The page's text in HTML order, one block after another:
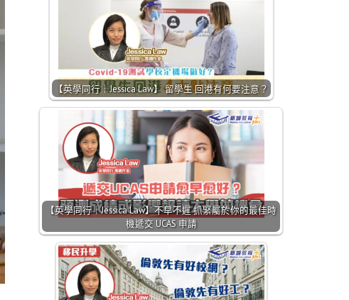
【英學同行｜Jessica Law】 留學生 回港有何要注意？
【英學同行｜Jessica Law】不早不遲 抓緊屬於你的最佳時
機遞交 UCAS 申請